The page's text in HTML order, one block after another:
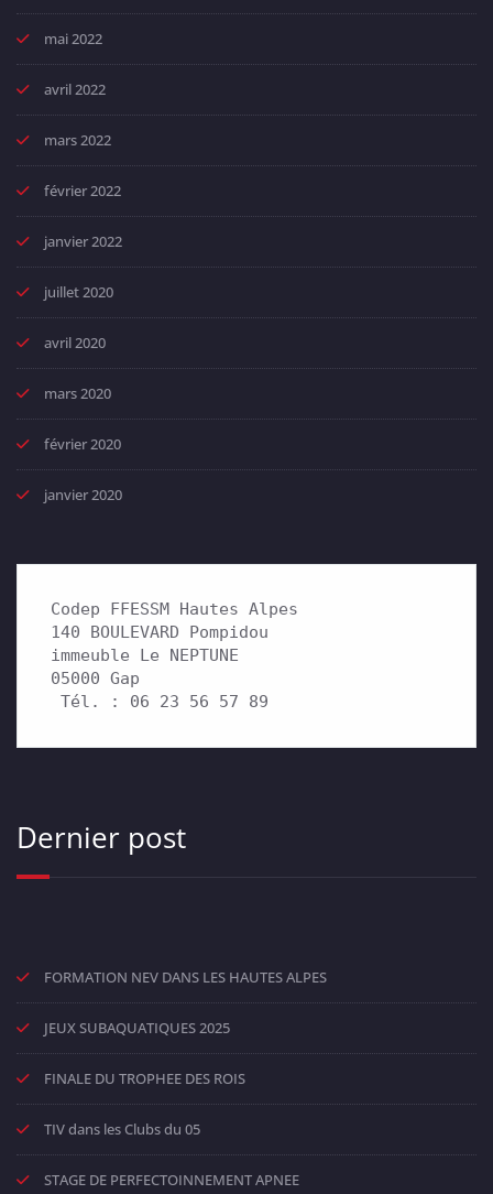
mai 2022
avril 2022
mars 2022
février 2022
janvier 2022
juillet 2020
avril 2020
mars 2020
février 2020
janvier 2020
Codep FFESSM Hautes Alpes
140 BOULEVARD Pompidou
immeuble Le NEPTUNE
05000 Gap
Tél. : 06 23 56 57 89
Dernier post
FORMATION NEV DANS LES HAUTES ALPES
JEUX SUBAQUATIQUES 2025
FINALE DU TROPHEE DES ROIS
TIV dans les Clubs du 05
STAGE DE PERFECTOINNEMENT APNEE